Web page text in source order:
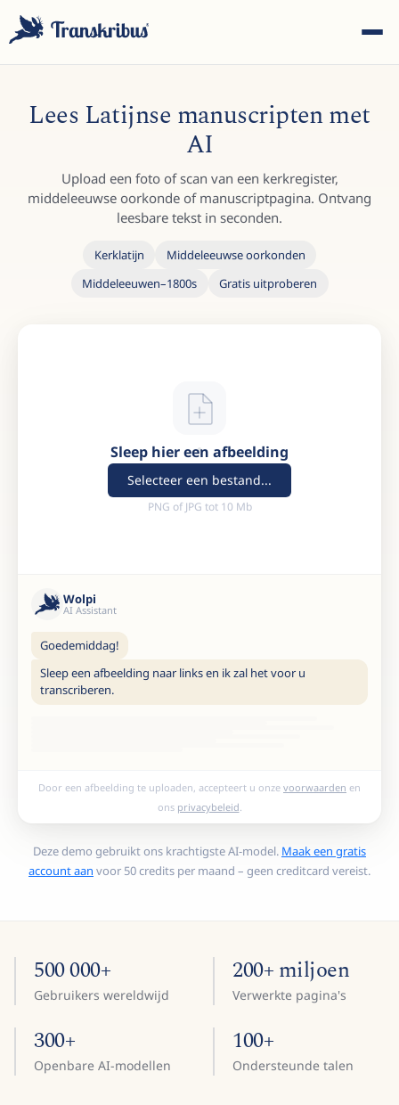
ESC
blogberichten...
Lees Latijnse manuscripten met
AI
Upload een foto of scan van een kerkregister,
middeleeuwse oorkonde of manuscriptpagina. Ontvang
leesbare tekst in seconden.
Kerklatijn
Middeleeuwse oorkonden
Middeleeuwen–1800s
Gratis uitproberen
Sleep hier een afbeelding
Selecteer een bestand...
PNG of JPG tot 10 Mb
Wolpi
AI Assistant
Goedemiddag!
Sleep een afbeelding naar links en ik zal het voor u
transcriberen.
Door een afbeelding te uploaden, accepteert u onze voorwaarden en
ons privacybeleid
Deze demo gebruikt ons krachtigste AI-model. Maak een gratis
account aan voor 50 credits per maand – geen creditcard vereist.
500 000+
Gebruikers wereldwijd
200+ miljoen
Verwerkte pagina's
300+
Openbare AI-modellen
100+
Ondersteunde talen